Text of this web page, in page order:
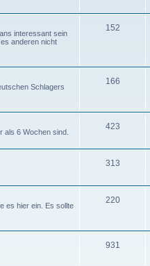
interessant sein
anderen nicht
152
Schlagers
166
als 6 Wochen sind.
423
313
es hier ein. Es sollte
220
931